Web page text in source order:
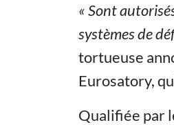
« Sont
systèmes de
tortueuse
Eurosatory,
Qualifiée par